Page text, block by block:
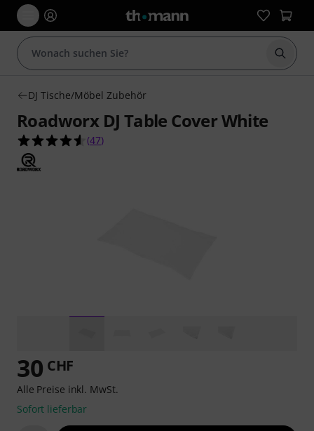
Suche
DJ Tische/Möbel Zubehör
Roadworx DJ Table Cover White
4.6 von 5 Sternen aus 47 Kundenbewertungen
(47)
30 CHF
Alle Preise inkl. MwSt.
Sofort lieferbar